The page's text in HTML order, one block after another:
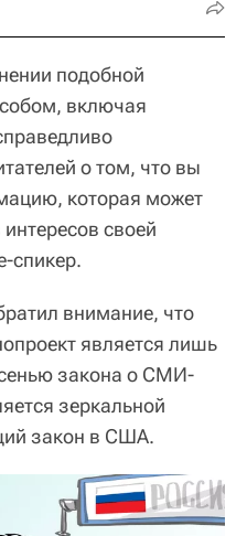
подобной
включая
о том, что вы
которая может
своей
спикер.
внимание, что
является лишь
закона о СМИ-
зеркальной
закон в США.